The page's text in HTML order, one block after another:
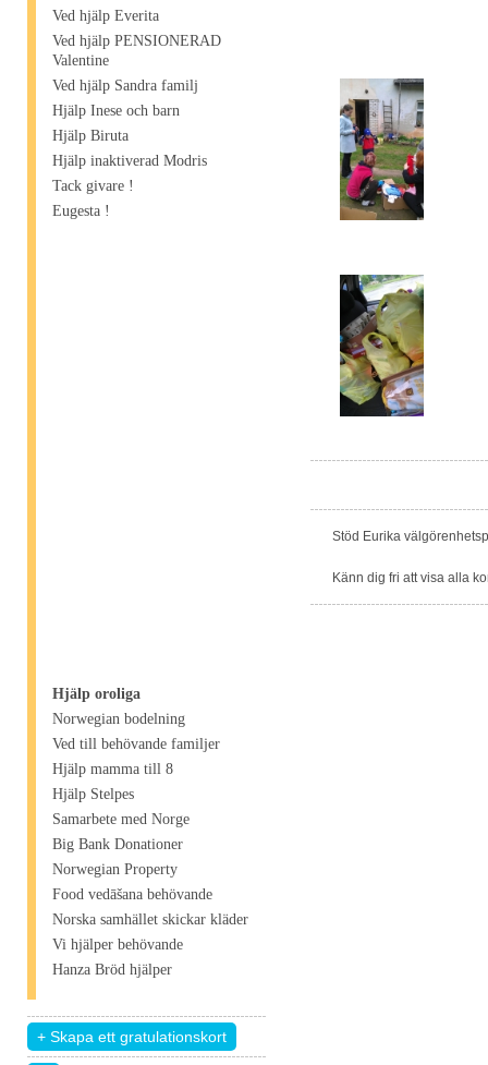
Ved hjälp Everita
Ved hjälp PENSIONERAD
Valentine
Ved hjälp Sandra familj
Hjälp Inese och barn
Hjälp Biruta
Hjälp inaktiverad Modris
Tack givare !
Eugesta !
Hjälp oroliga
Norwegian bodelning
Ved till behövande familjer
Hjälp mamma till 8
Hjälp Stelpes
Samarbete med Norge
Big Bank Donationer
Norwegian Property
Food vedāšana behövande
Norska samhället skickar kläder
Vi hjälper behövande
Hanza Bröd hjälper
Stöd Eurika
Känn dig fri att visa alla